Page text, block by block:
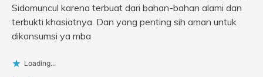
Sidomuncul karena terbuat dari bahan-bahan alami dan
terbukti khasiatnya. Dan yang penting sih aman untuk
dikonsumsi ya mba
Loading...